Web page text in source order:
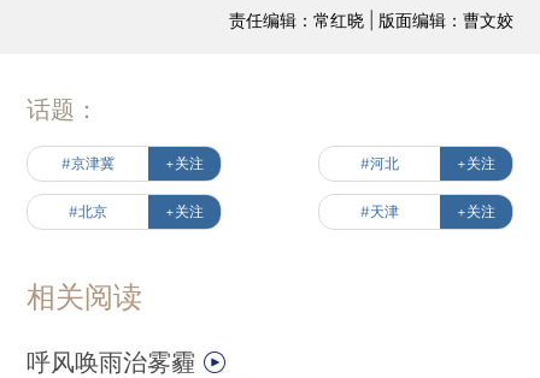
责任编辑：常红晓 | 版面编辑：曹文姣
话题：
#京津冀 +关注 #河北 +关注
#北京 +关注 #天津 +关注
相关阅读
呼风唤雨治雾霾